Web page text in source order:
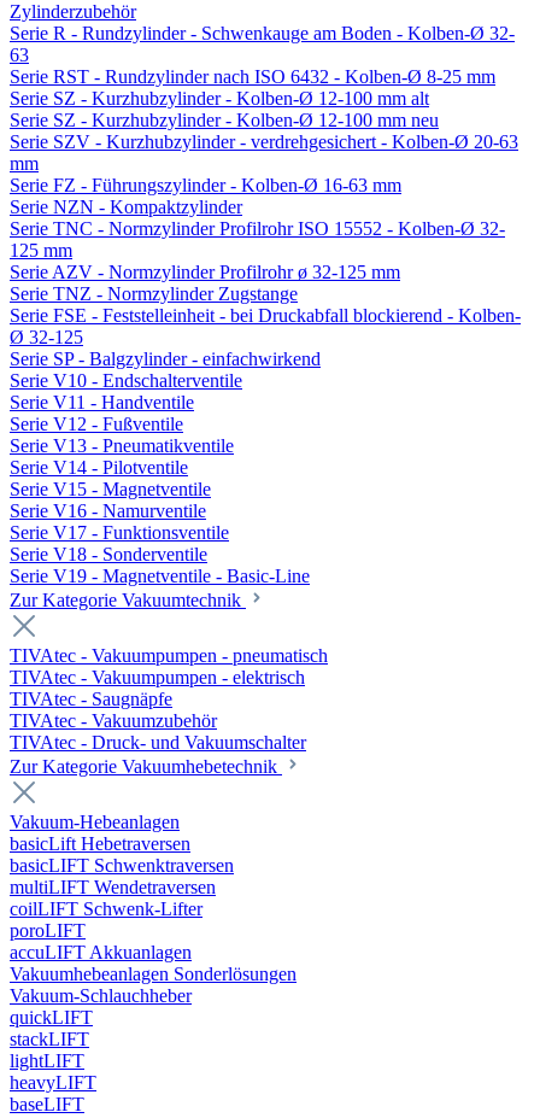
Zylinderzubehör
Serie R - Rundzylinder - Schwenkauge am Boden - Kolben-Ø 32-
63
Serie RST - Rundzylinder nach ISO 6432 - Kolben-Ø 8-25 mm
Serie SZ - Kurzhubzylinder - Kolben-Ø 12-100 mm alt
Serie SZ - Kurzhubzylinder - Kolben-Ø 12-100 mm neu
Serie SZV - Kurzhubzylinder - verdrehgesichert - Kolben-Ø 20-63
mm
Serie FZ - Führungszylinder - Kolben-Ø 16-63 mm
Serie NZN - Kompaktzylinder
Serie TNC - Normzylinder Profilrohr ISO 15552 - Kolben-Ø 32-
125 mm
Serie AZV - Normzylinder Profilrohr ø 32-125 mm
Serie TNZ - Normzylinder Zugstange
Serie FSE - Feststelleinheit - bei Druckabfall blockierend - Kolben-
Ø 32-125
Serie SP - Balgzylinder - einfachwirkend
Serie V10 - Endschalterventile
Serie V11 - Handventile
Serie V12 - Fußventile
Serie V13 - Pneumatikventile
Serie V14 - Pilotventile
Serie V15 - Magnetventile
Serie V16 - Namurventile
Serie V17 - Funktionsventile
Serie V18 - Sonderventile
Serie V19 - Magnetventile - Basic-Line
Zur Kategorie Vakuumtechnik
TIVAtec - Vakuumpumpen - pneumatisch
TIVAtec - Vakuumpumpen - elektrisch
TIVAtec - Saugnäpfe
TIVAtec - Vakuumzubehör
TIVAtec - Druck- und Vakuumschalter
Zur Kategorie Vakuumhebetechnik
Vakuum-Hebeanlagen
basicLift Hebetraversen
basicLIFT Schwenktraversen
multiLIFT Wendetraversen
coilLIFT Schwenk-Lifter
poroLIFT
accuLIFT Akkuanlagen
Vakuumhebeanlagen Sonderlösungen
Vakuum-Schlauchheber
quickLIFT
stackLIFT
lightLIFT
heavyLIFT
baseLIFT